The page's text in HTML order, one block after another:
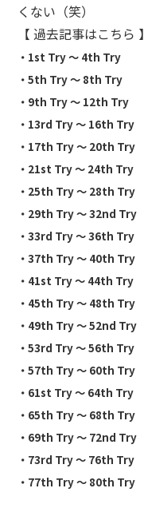
くない（笑）
【 過去記事はこちら 】
・ 1st Try 〜 4th Try
・5th Try 〜 8th Try
・ 9th Try 〜 12th Try
・ 13rd Try 〜 16th Try
・ 17th Try 〜 20th Try
・ 21st Try 〜 24th Try
・ 25th Try 〜 28th Try
・29th Try 〜 32nd Try
・33rd Try 〜 36th Try
・37th Try 〜 40th Try
・ 41st Try 〜 44th Try
・ 45th Try 〜 48th Try
・ 49th Try 〜 52nd Try
・53rd Try 〜 56th Try
・57th Try 〜 60th Try
・ 61st Try 〜 64th Try
・ 65th Try 〜 68th Try
・ 69th Try 〜 72nd Try
・ 73rd Try 〜 76th Try
・ 77th Try 〜 80th Try